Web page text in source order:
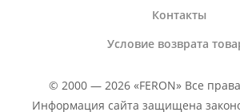
Контакты
Условие возврата
© 2000 — 2026 «FERON» Все
Информация сайта защищена